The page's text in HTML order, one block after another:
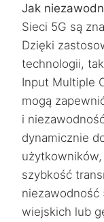
Jak
Sieci 5G są
Dzięki
technologii,
Input Multiple
mogą
i
dynamicznie
szybkość
niezawodność
wiejskich lub